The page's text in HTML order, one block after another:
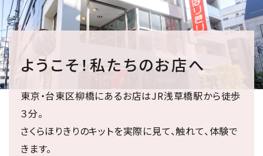
ようこそ！私たちのお店へ
東京・台東区柳橋にあるお店はJR浅草橋駅から徒歩
３分。
さくらほりきりのキットを実際に見て、触れて、体験で
きます。